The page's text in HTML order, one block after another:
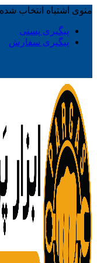
منوی اشتباه انتخاب
پیگیری پستی
پیگیری سفارش